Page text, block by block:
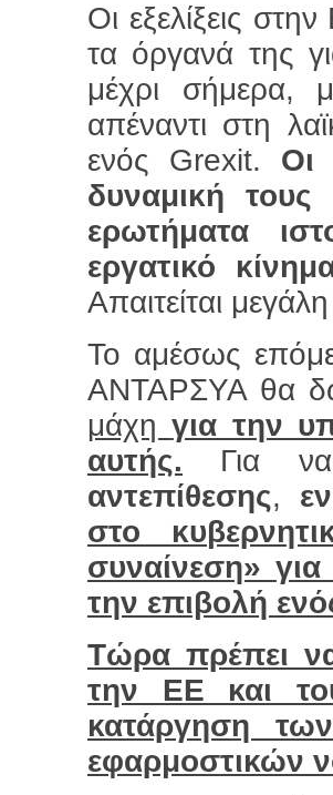
Οι εξελίξεις
τα όργανά της
μέχρι σήμερα,
απέναντι στη
ενός Grexit. Οι
δυναμική
ερωτήματα
εργατικό
Απαιτείται
Το αμέσως
ΑΝΤΑΡΣΥΑ θα
μάχηγια την
αυτής. Για
αντεπίθεσης,
στο
συναίνεση»
την επιβολή
Τώρα πρέπει
την ΕΕ και
κατάργηση
εφαρμοστικών